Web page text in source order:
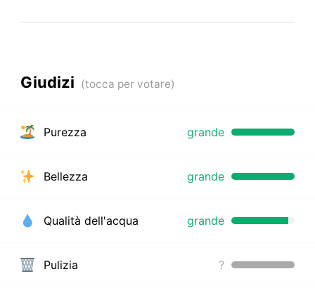
Giudizi
Purezza grande
Bellezza grande
Qualità dell'acqua grande
Pulizia ?